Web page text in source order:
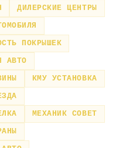
ДИЛЕРСКИЕ ЦЕНТРЫ
ПОКРЫШЕК
АВТО
КМУ УСТАНОВКА
МЕХАНИК СОВЕТ